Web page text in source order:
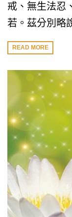
戒、無生法忍
若。茲分別略
READ MORE